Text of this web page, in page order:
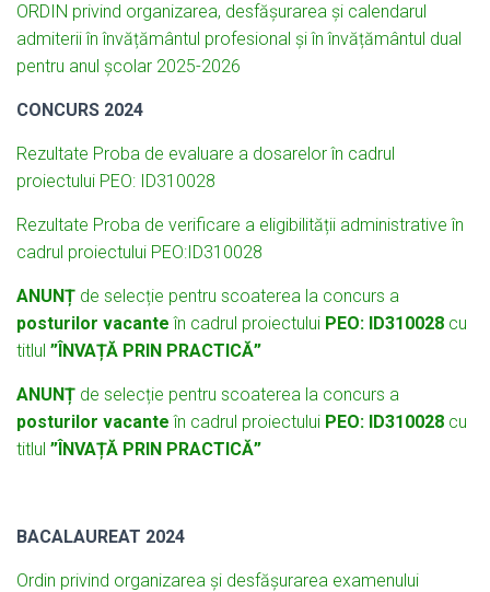
ORDIN privind organizarea, desfășurarea și calendarul
admiterii în învățământul profesional și în învățământul dual
pentru anul școlar 2025-2026
CONCURS 2024
Rezultate Proba de evaluare a dosarelor în cadrul
proiectului PEO: ID310028
Rezultate Proba de verificare a eligibilității administrative în
cadrul proiectului PEO:ID310028
ANUNȚ de selecție pentru scoaterea la concurs a
posturilor vacante în cadrul proiectului PEO: ID310028 cu
titlul ”ÎNVAȚĂ PRIN PRACTICĂ”
ANUNȚ de selecție pentru scoaterea la concurs a
posturilor vacante în cadrul proiectului PEO: ID310028 cu
titlul ”ÎNVAȚĂ PRIN PRACTICĂ”
BACALAUREAT 2024
Ordin privind organizarea și desfășurarea examenului